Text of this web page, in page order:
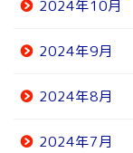
2024年10月
2024年9月
2024年8月
2024年7月